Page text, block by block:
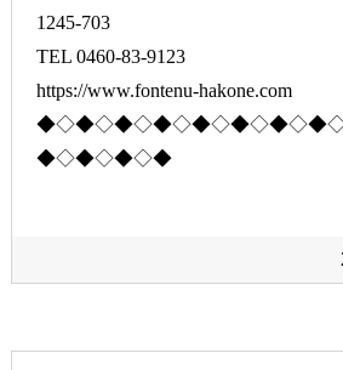
1245-703
TEL 0460-83-9123
https://www.fontenu-hakone.com
◆◇◆◇◆◇◆